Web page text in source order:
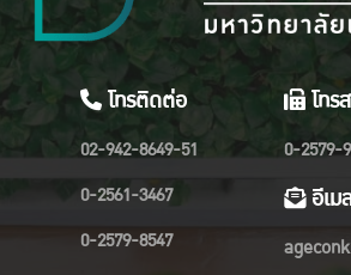
โทรติดต่อ
02-942-8649-51
0-2561-3467
0-2579-8547
โทร
0-2579-
อีเม